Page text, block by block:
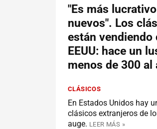
"Es más
nuevos". Los
están vendiendo
EEUU: hace un
menos de 300
CLÁSICOS
En Estados Unidos hay
clásicos extranjeros de
auge. LEER MÁS »